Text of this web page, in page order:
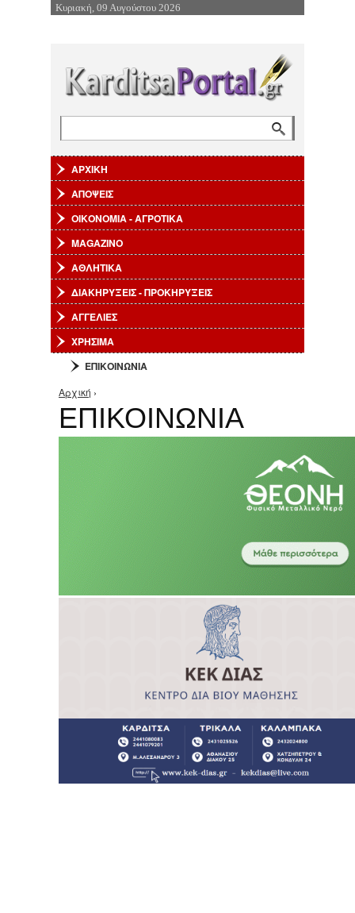
Επιστροφή στην Πλοήγηση
Κυριακή, 09 Αυγούστου 2026
ΑΡΧΙΚΗ
ΑΠΟΨΕΙΣ
ΟΙΚΟΝΟΜΙΑ - ΑΓΡΟΤΙΚΑ
MAGAZINO
ΑΘΛΗΤΙΚΑ
ΔΙΑΚΗΡΥΞΕΙΣ - ΠΡΟΚΗΡΥΞΕΙΣ
ΑΓΓΕΛΙΕΣ
ΧΡΗΣΙΜΑ
ΕΠΙΚΟΙΝΩΝΙΑ
Είστε εδώ
Αρχική ›
ΕΠΙΚΟΙΝΩΝΙΑ